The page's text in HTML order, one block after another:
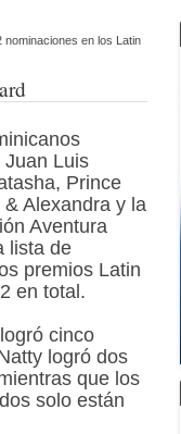
en los Latin
Juan Luis
Prince
Alexandra y la
Aventura
lista de
premios Latin
en total.
cinco
logró dos
que los
solo están